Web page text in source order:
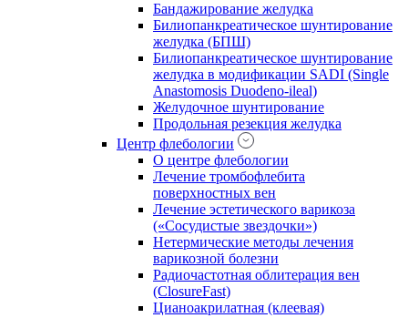
Бандажирование желудка
Билиопанкреатическое шунтирование
желудка (БПШ)
Билиопанкреатическое шунтирование
желудка в модификации SADI (Single
Anastomosis Duodeno-ileal)
Желудочное шунтирование
Продольная резекция желудка
Центр флебологии
О центре флебологии
Лечение тромбофлебита
поверхностных вен
Лечение эстетического варикоза
(«Сосудистые звездочки»)
Нетермические методы лечения
варикозной болезни
Радиочастотная облитерация вен
(ClosureFast)
Цианоакрилатная (клеевая)